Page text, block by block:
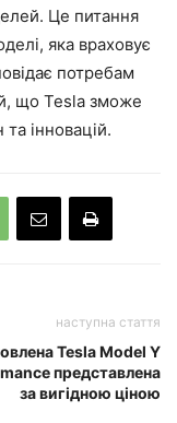
Це питання
яка враховує
потребам
що Tesla зможе
інновацій.
наступна стаття
Tesla Model Y
представлена
за вигідною ціною